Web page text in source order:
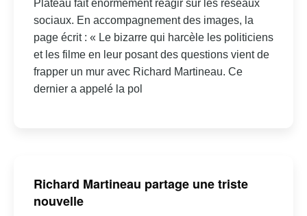
Plateau fait énormément réagir sur les réseaux
sociaux. En accompagnement des images, la
page écrit : « Le bizarre qui harcèle les politiciens
et les filme en leur posant des questions vient de
frapper un mur avec Richard Martineau. Ce
dernier a appelé la pol
Richard Martineau partage une triste
nouvelle